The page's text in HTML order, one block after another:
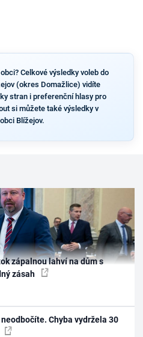
Celkové výsledky voleb do
(okres Domažlice) vidíte
stran i preferenční hlasy pro
si můžete také výsledky v
Blížejov.
zápalnou lahví na dům s
zásah
Chyba vydržela 30